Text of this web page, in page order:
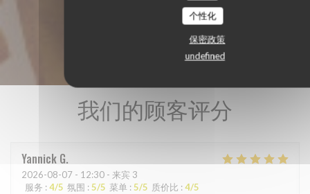
个性化
保密政策
undefined
我们的顾客评分
Yannick G
2026-08-07 - 12:30 - 来宾 3
服务 : 4/5 氛围 :5/5 菜单 :5/5 质价比 : 4/5